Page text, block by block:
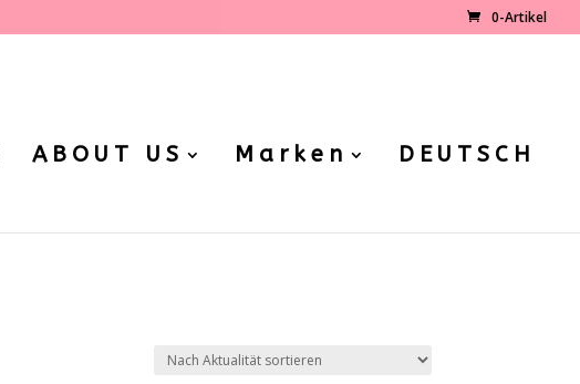
0-Artikel
ABOUT US Marken DEUTSCH